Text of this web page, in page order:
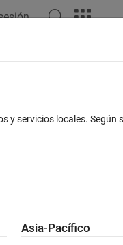
Iniciar sesión
y servicios locales. Según
Asia-Pacífico